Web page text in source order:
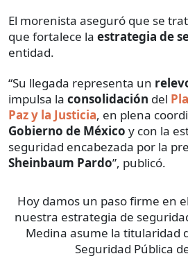
El morenista aseguró que se
que fortalece la estrategia de
entidad.
“Su llegada representa un
impulsa la consolidación del
Paz y la Justicia, en plena
Gobierno de México y con la
seguridad encabezada por la
Sheinbaum Pardo”, publicó.
Hoy damos un paso firme en
nuestra estrategia de
Medina asume la titularidad
Seguridad Pública